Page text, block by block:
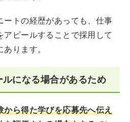
ートの経歴があっても、仕事
ピールすることで採用して
ります。
になる場合があるため
から得た学びを応募先へ伝え